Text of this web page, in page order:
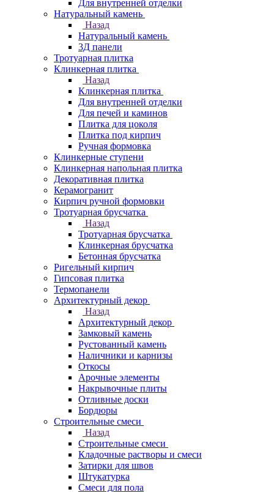
Для внутренней отделки
Натуральный камень
Назад
Натуральный камень
3Д панели
Тротуарная плитка
Клинкерная плитка
Назад
Клинкерная плитка
Для внутренней отделки
Для печей и каминов
Плитка для цоколя
Плитка под кирпич
Ручная формовка
Клинкерные ступени
Клинкерная напольная плитка
Декоративная плитка
Керамогранит
Кирпич ручной формовки
Тротуарная брусчатка
Назад
Тротуарная брусчатка
Клинкерная брусчатка
Бетонная брусчатка
Ригельный кирпич
Гипсовая плитка
Термопанели
Архитектурный декор
Назад
Архитектурный декор
Замковый камень
Рустованный камень
Наличники и карнизы
Откосы
Арочные элементы
Накрывочные плиты
Отливные доски
Бордюры
Строительные смеси
Назад
Строительные смеси
Кладочные растворы и смеси
Затирки для швов
Штукатурка
Смеси для пола